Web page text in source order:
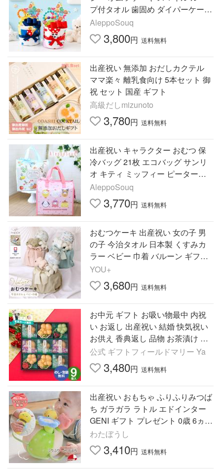
プ付タオル 歯固め ダイパーケー
キ B60
AleppoSouq
3,800円 送料無料
出産祝い 無添加 おだしカクテル
ママ楽々 離乳食向け 5本セット 御
祝 セット 国産 ギフト
高級だしmizunoto
3,780円 送料無料
出産祝い キャラクター おむつ 保
冷バッグ 21枚 エコバッグ サンリ
オ キティ ミッフィー ピーターラ
ビット オムツ
AleppoSouq
3,770円 送料無料
おむつケーキ 出産祝い 女の子 男
の子 今治タオル 日本製 くすみカ
ラー ベビー 巾着 バルーン ギフト
赤ちゃん カード ナチュラル ナチ
ュレ regalo
YOU+
3,680円 送料無料
お中元 ギフト お吸い物最中 内祝
い お返し 出産祝い 結婚 快気祝い
お供え 香典返し 品物 お茶漬け 詰
め合わせ お吸物 もなか 京都・辻
が花 9個 YT-30
公式 ギフトフィールドマリー Ya
3,480円 送料無料
出産祝い おもちゃ ふりふりみつば
ち ガラガラ ラトル エドインター
GENI ギフト プレゼント 0歳 6ヵ月
1歳 男の子 女の子 クリスマス クリ
スマスプレゼント
わたぼうし
3,410円 送料無料